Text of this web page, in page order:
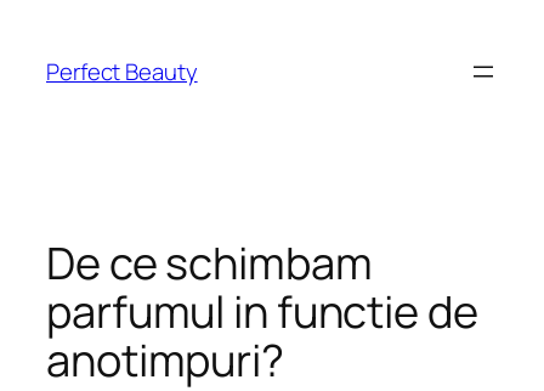
content
Perfect Beauty
De ce schimbam
parfumul in functie de
anotimpuri?